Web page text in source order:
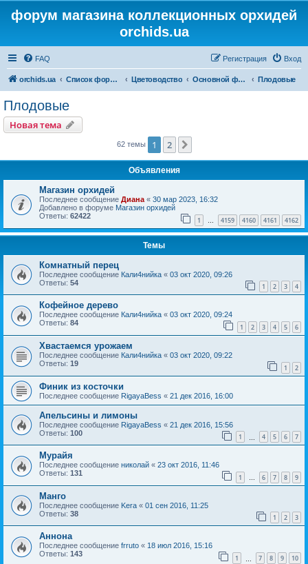
форум магазина коллекционных орхидей
orchids.ua
FAQ Вход
Регистрация
orchids.ua Список форумов Цветоводство Основной форум Плодовые
Плодовые
Новая тема
62 темы 1 2
Объявления
Магазин орхидей
Последнее сообщение Диана « 30 мар 2023, 16:32
Добавлено в форуме Магазин орхидей
Ответы: 62422 1 … 4159 4160 4161 4162
Темы
Комнатный перец
Последнее сообщение Кали4нийка « 03 окт 2020, 09:26
Ответы: 54 1 2 3 4
Кофейное дерево
Последнее сообщение Кали4нийка « 03 окт 2020, 09:24
Ответы: 84 1 2 3 4 5 6
Хвастаемся урожаем
Последнее сообщение Кали4нийка « 03 окт 2020, 09:22
Ответы: 19 1 2
Финик из косточки
Последнее сообщение RigayaBess « 21 дек 2016, 16:00
Апельсины и лимоны
Последнее сообщение RigayaBess « 21 дек 2016, 15:56
Ответы: 100 1 4 5 6 7
Мурайя
Последнее сообщение николай « 23 окт 2016, 11:46
Ответы: 131 1 … 6 7 8 9
Манго
Последнее сообщение Kera « 01 сен 2016, 11:25
Ответы: 38 1 2 3
Аннона
Последнее сообщение frruto « 18 июл 2016, 15:16
Ответы: 143 1 7 8 9 10